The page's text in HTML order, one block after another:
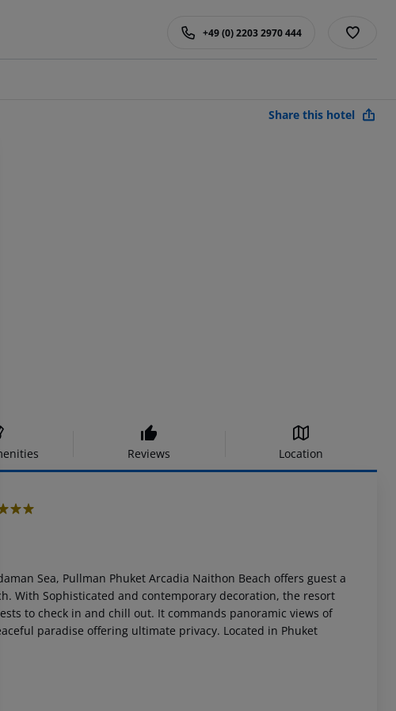
+49 (0) 2203 2970 444
Share this hotel
Reviews Location
Sea, Pullman Phuket Arcadia Naithon Beach offers guest a
With Sophisticated and contemporary decoration, the resort
to check in and chill out. It commands panoramic views of
paradise offering ultimate privacy. Located in Phuket